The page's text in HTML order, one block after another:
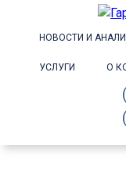
НОВОСТИ И
УСЛУГИ О